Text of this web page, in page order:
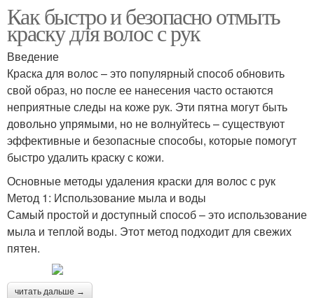
Как быстро и безопасно отмыть
краску для волос с рук
Введение
Краска для волос – это популярный способ обновить
свой образ, но после ее нанесения часто остаются
неприятные следы на коже рук. Эти пятна могут быть
довольно упрямыми, но не волнуйтесь – существуют
эффективные и безопасные способы, которые помогут
быстро удалить краску с кожи.
Основные методы удаления краски для волос с рук
Метод 1: Использование мыла и воды
Самый простой и доступный способ – это использование
мыла и теплой воды. Этот метод подходит для свежих
пятен.
читать дальше →